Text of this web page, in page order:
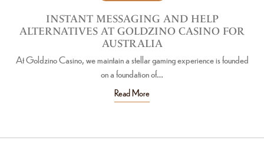
INSTANT MESSAGING AND HELP
ALTERNATIVES AT GOLDZINO CASINO FOR
AUSTRALIA
At Goldzino Casino, we maintain a stellar gaming experience is founded
on a foundation of…
Read More